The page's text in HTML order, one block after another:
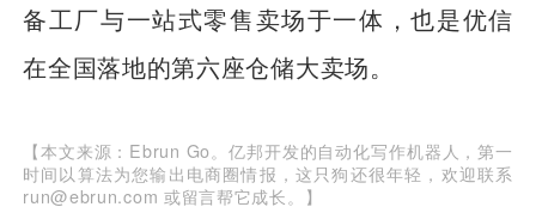
备工厂与一站式零售卖场于一体，也是优信
在全国落地的第六座仓储大卖场。
【本文来源：Ebrun Go。亿邦开发的自动化写作机器人，第一
时间以算法为您输出电商圈情报，这只狗还很年轻，欢迎联系
run@ebrun.com 或留言帮它成长。】